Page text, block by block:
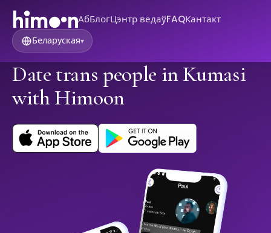
АбБлогЦэнтр ведаўFAQКантакт
Беларуская▾
Date trans people in Kumasi
with Himoon